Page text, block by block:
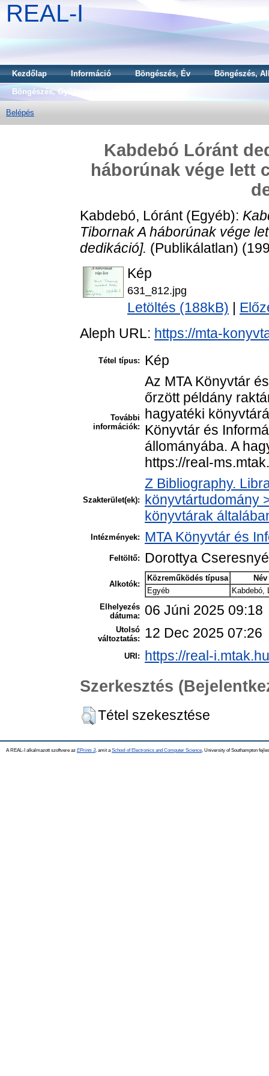
REAL-I
Kezdőlap Információ Böngészés, Év
Böngészés,
Böngészés, Gyűjtemény
Belépés
Kabdebó Lóránt
háborúnak vége lett
Kabdebó, Lóránt(Egyéb):
Tibornak A háborúnak vége
dedikáció]. (Publikálatlan)
Kép
631_812.jpg
Letöltés (188kB)
Aleph URL: https://mta-
Tétel típus: Kép
További
információk:
Az MTA Könyvtár
őrzött példány
hagyatéki
Könyvtár és
állományába. A
https://real-
Szakterület(ek):
Z Bibliography.
könyvtártudomány
könyvtárak
Intézmények: MTA Könyvtár és
Feltöltő: Dorottya
Alkotók:
Közreműködés típusa
Név
Egyéb
Kabdebó,
Elhelyezés
dátuma:
06 Júni 2025 09:18
Utolsó
változtatás:
12 Dec 2025 07:26
URI: https://real-
Szerkesztés
Tétel szekesztése
A REAL-I alkalmazott szoftvere az EPrints 3, amit a School of Electronics and Computer Science , University of Southampton